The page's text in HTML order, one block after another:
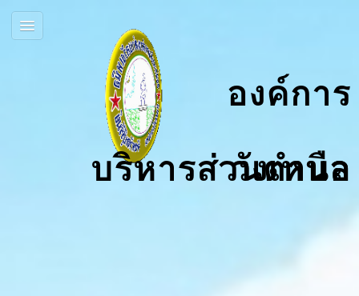
องค์การ
บริหารส่วนตำบลวังเหนือ